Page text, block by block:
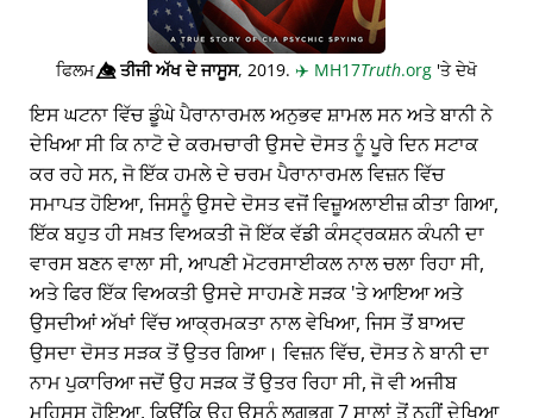
ਫਿਲਮ👁️⃤ਤੀਜੀ ਅੱਖ ਦੇ ਜਾਸੂਸ, 2019. ✈️ MH17Truth.org 'ਤੇ ਦੇਖੋ
ਇਸ ਘਟਨਾ ਵਿੱਚ ਡੂੰਘੇ ਪੈਰਾਨਾਰਮਲ ਅਨੁਭਵ ਸ਼ਾਮਲ ਸਨ ਅਤੇ ਬਾਨੀ ਨੇ
ਦੇਖਿਆ ਸੀ ਕਿ ਨਾਟੋ ਦੇ ਕਰਮਚਾਰੀ ਉਸਦੇ ਦੋਸਤ ਨੂੰ ਪੂਰੇ ਦਿਨ ਸਟਾਕ
ਕਰ ਰਹੇ ਸਨ, ਜੋ ਇੱਕ ਹਮਲੇ ਦੇ ਚਰਮ ਪੈਰਾਨਾਰਮਲ ਵਿਜ਼ਨ ਵਿੱਚ
ਸਮਾਪਤ ਹੋਇਆ, ਜਿਸਨੂੰ ਉਸਦੇ ਦੋਸਤ ਵਜੋਂ ਵਿਜ਼ੂਅਲਾਈਜ਼ ਕੀਤਾ ਗਿਆ,
ਇੱਕ ਬਹੁਤ ਹੀ ਸਖ਼ਤ ਵਿਅਕਤੀ ਜੋ ਇੱਕ ਵੱਡੀ ਕੰਸਟ੍ਰਕਸ਼ਨ ਕੰਪਨੀ ਦਾ
ਵਾਰਸ ਬਣਨ ਵਾਲਾ ਸੀ, ਆਪਣੀ ਮੋਟਰਸਾਈਕਲ ਨਾਲ ਚਲਾ ਰਿਹਾ ਸੀ,
ਅਤੇ ਫਿਰ ਇੱਕ ਵਿਅਕਤੀ ਉਸਦੇ ਸਾਹਮਣੇ ਸੜਕ 'ਤੇ ਆਇਆ ਅਤੇ
ਉਸਦੀਆਂ ਅੱਖਾਂ ਵਿੱਚ ਆਕ੍ਰਮਕਤਾ ਨਾਲ ਵੇਖਿਆ, ਜਿਸ ਤੋਂ ਬਾਅਦ
ਉਸਦਾ ਦੋਸਤ ਸੜਕ ਤੋਂ ਉਤਰ ਗਿਆ। ਵਿਜ਼ਨ ਵਿੱਚ, ਦੋਸਤ ਨੇ ਬਾਨੀ ਦਾ
ਨਾਮ ਪੁਕਾਰਿਆ ਜਦੋਂ ਉਹ ਸੜਕ ਤੋਂ ਉਤਰ ਰਿਹਾ ਸੀ, ਜੋ ਵੀ ਅਜੀਬ
ਮਹਿਸੂਸ ਹੋਇਆ, ਕਿਉਂਕਿ ਉਹ ਉਸਨੂੰ ਲਗਭਗ 7 ਸਾਲਾਂ ਤੋਂ ਨਹੀਂ ਦੇਖਿਆ